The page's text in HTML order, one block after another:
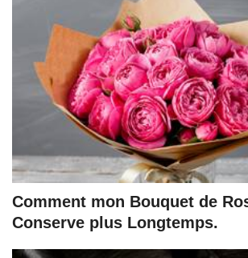
Comment mon Bouquet de
Conserve plus Longtemps.